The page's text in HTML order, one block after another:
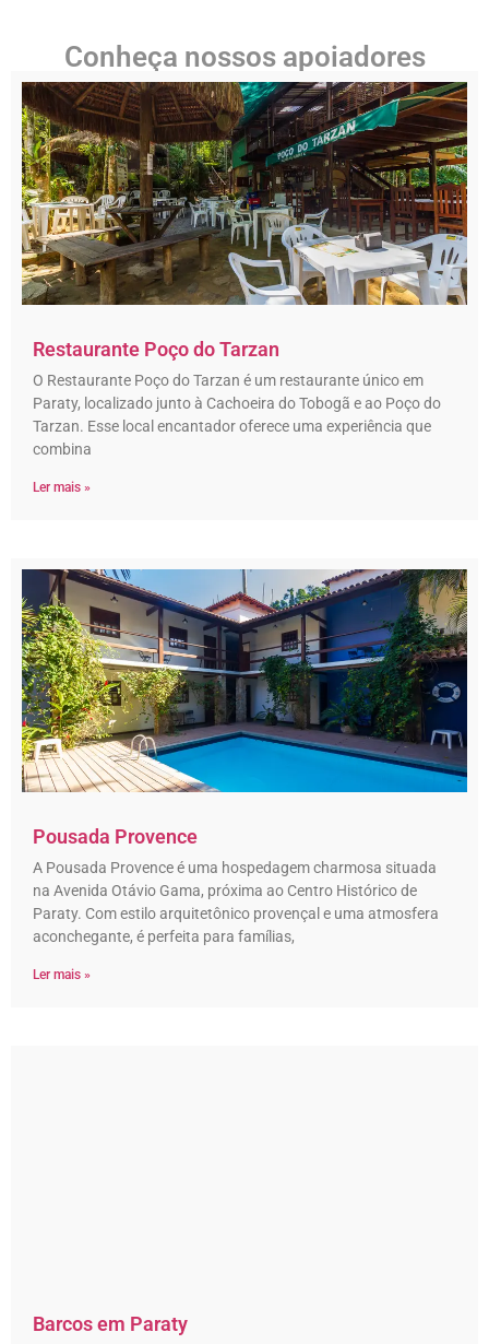
Conheça nossos apoiadores
Restaurante Poço do Tarzan
O Restaurante Poço do Tarzan é um restaurante único em
Paraty, localizado junto à Cachoeira do Tobogã e ao Poço do
Tarzan. Esse local encantador oferece uma experiência que
combina
Ler mais »
Pousada Provence
A Pousada Provence é uma hospedagem charmosa situada
na Avenida Otávio Gama, próxima ao Centro Histórico de
Paraty. Com estilo arquitetônico provençal e uma atmosfera
aconchegante, é perfeita para famílias,
Ler mais »
Barcos em Paraty